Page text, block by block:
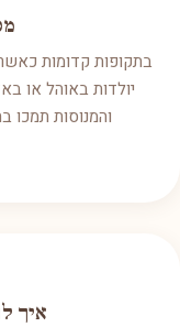
בתקופות קדומות
יולדות באוהל או
והמנוסות תמכו
איך